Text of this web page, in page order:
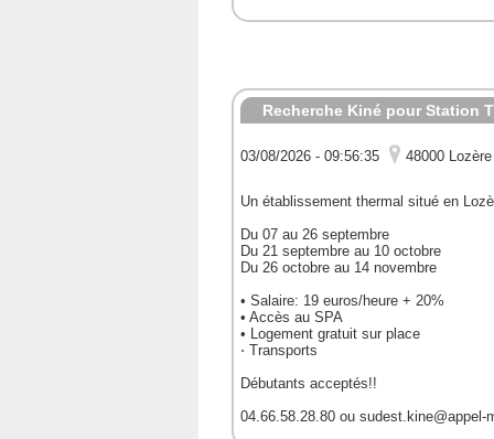
Recherche Kiné pour Station
03/08/2026 - 09:56:35 48000 Lozère
Un établissement thermal situé en
Du 07 au 26 septembre
Du 21 septembre au 10 octobre
Du 26 octobre au 14 novembre
• Salaire: 19 euros/heure + 20%
• Accès au SPA
• Logement gratuit sur place
⋅ Transports
Débutants acceptés!!
04.66.58.28.80 ou sudest.kine@appel-